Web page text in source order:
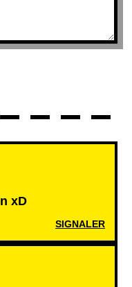
xD
SIGNALER